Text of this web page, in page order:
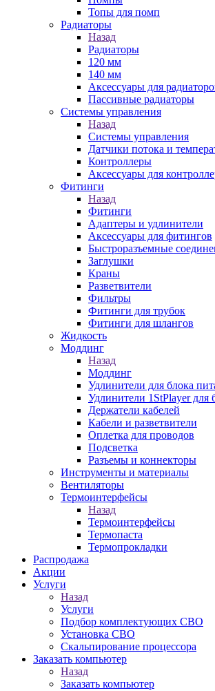
Топы для помп
Радиаторы
Назад
Радиаторы
120 мм
140 мм
Аксессуары для
Пассивные радиаторы
Системы управления
Назад
Системы управления
Датчики потока и
Контроллеры
Аксессуары для
Фитинги
Назад
Фитинги
Адаптеры и удлинители
Аксессуары для фитингов
Быстроразъемные
Заглушки
Краны
Разветвители
Фильтры
Фитинги для трубок
Фитинги для шлангов
Жидкость
Моддинг
Назад
Моддинг
Удлинители для блока
Удлинители 1StPlayer для
Держатели кабелей
Кабели и разветвители
Оплетка для проводов
Подсветка
Разъемы и коннекторы
Инструменты и материалы
Вентиляторы
Термоинтерфейсы
Назад
Термоинтерфейсы
Термопаста
Термопрокладки
Распродажа
Акции
Услуги
Назад
Услуги
Подбор комплектующих СВО
Установка СВО
Скальпирование процессора
Заказать компьютер
Назад
Заказать компьютер